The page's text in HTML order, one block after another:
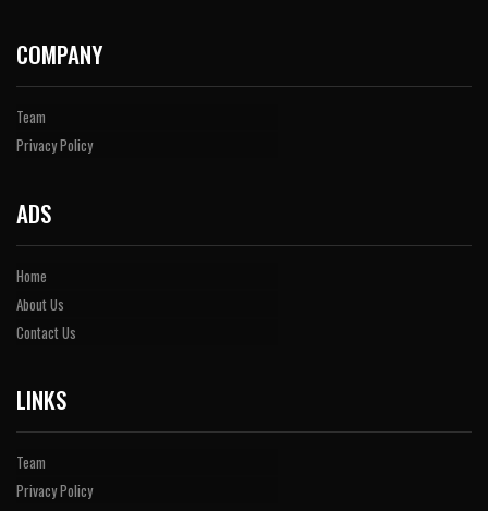
COMPANY
Team
Privacy Policy
ADS
Home
About Us
Contact Us
LINKS
Team
Privacy Policy